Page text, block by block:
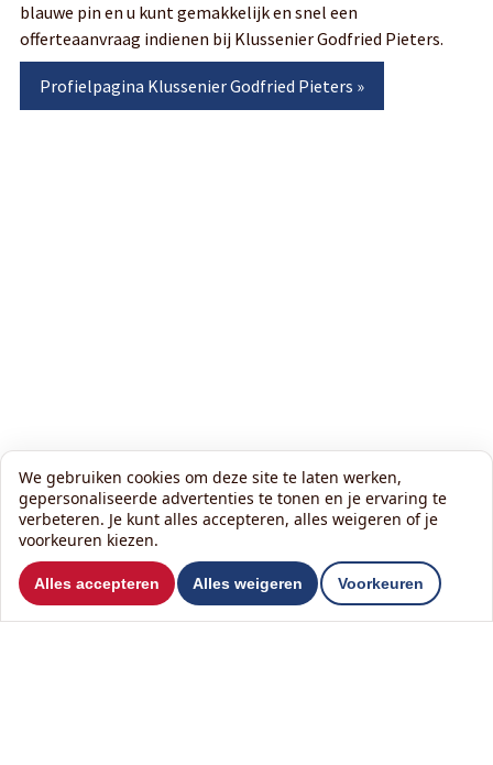
blauwe pin en u kunt gemakkelijk en snel een
offerteaanvraag indienen bij Klussenier Godfried Pieters.
Profielpagina Klussenier Godfried Pieters »
Wilt u ons volgen?
Lees onze nieuwsbrief:
We gebruiken cookies om deze site te laten werken,
gepersonaliseerde advertenties te tonen en je ervaring te
verbeteren. Je kunt alles accepteren, alles weigeren of je
voorkeuren kiezen.
Alles accepteren Alles weigeren Voorkeuren